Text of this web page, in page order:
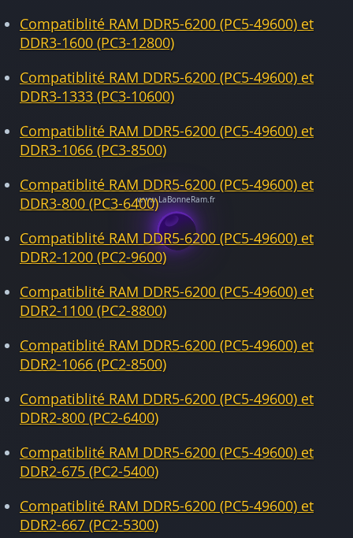
Compatiblité RAM DDR5-6200 (PC5-49600) et
DDR3-1600 (PC3-12800)
Compatiblité RAM DDR5-6200 (PC5-49600) et
DDR3-1333 (PC3-10600)
Compatiblité RAM DDR5-6200 (PC5-49600) et
DDR3-1066 (PC3-8500)
Compatiblité RAM DDR5-6200 (PC5-49600) et
DDR3-800 (PC3-6400)
Compatiblité RAM DDR5-6200 (PC5-49600) et
DDR2-1200 (PC2-9600)
Compatiblité RAM DDR5-6200 (PC5-49600) et
DDR2-1100 (PC2-8800)
Compatiblité RAM DDR5-6200 (PC5-49600) et
DDR2-1066 (PC2-8500)
Compatiblité RAM DDR5-6200 (PC5-49600) et
DDR2-800 (PC2-6400)
Compatiblité RAM DDR5-6200 (PC5-49600) et
DDR2-675 (PC2-5400)
Compatiblité RAM DDR5-6200 (PC5-49600) et
DDR2-667 (PC2-5300)